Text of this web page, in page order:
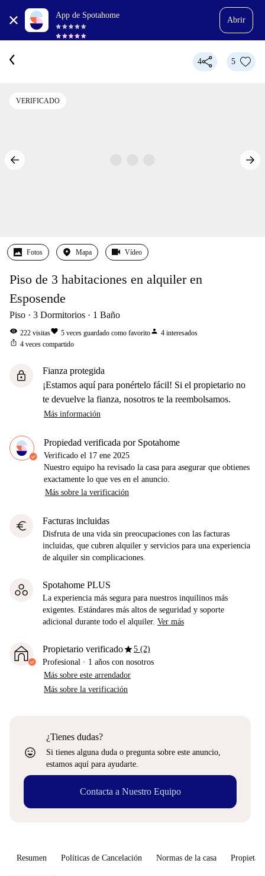
App de Spotahome
Abrir
4 5
VERIFICADO
Fotos Mapa Vídeo
Piso de 3 habitaciones en alquiler en
Esposende
Piso 3 Dormitorios 1 Baño
visibility 222 visitasfavorite 5 veces guardado como favoritoperson 4 interesados
ios_share 4 veces compartido
lock
Fianza protegida
¡Estamos aquí para ponértelo fácil! Si el propietario no
te devuelve la fianza, nosotros te la reembolsamos.
Más información
Propiedad verificada por Spotahome
Verificado el 17 ene 2025
Nuestro equipo ha revisado la casa para asegurar que obtienes
exactamente lo que ves en el anuncio.
Más sobre la verificación
euro Facturas incluidas
Disfruta de una vida sin preocupaciones con las facturas
incluidas, que cubren alquiler y servicios para una experiencia
de alquiler sin complicaciones.
Spotahome PLUS
La experiencia más segura para nuestros inquilinos más
exigentes. Estándares más altos de seguridad y soporte
adicional durante todo el alquiler. Ver más
Propietario verificadostar5 (2)
Profesional · 1 años con nosotros
Más sobre este arrendador
Más sobre la verificación
sentiment_very_satisfied
¿Tienes dudas?
Si tienes alguna duda o pregunta sobre este anuncio,
estamos aquí para ayudarte.
Contacta a Nuestro Equipo
Resumen Políticas de Cancelación Normas de la casa